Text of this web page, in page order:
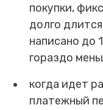
покупки,
долго
написано до
гораздо
когда идет
платежный